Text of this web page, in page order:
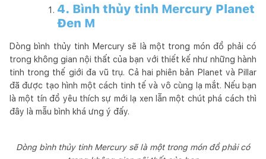
4. Bình thủy tinh Mercury Planet
Đen M
Dòng bình thủy tinh Mercury sẽ là một trong món đồ phải có
trong không gian nội thất của bạn với thiết kế như những hành
tinh trong thế giới đa vũ trụ. Cả hai phiên bản Planet và Pillar
đã được tạo hình một cách tinh tế và vô cùng lạ mắt. Nếu bạn
là một tín đồ yêu thích sự mới lạ xen lẫn một chút phá cách thì
đây là mẫu bình khá ưng ý đấy.
Dòng bình thủy tinh Mercury sẽ là một trong món đồ phải có